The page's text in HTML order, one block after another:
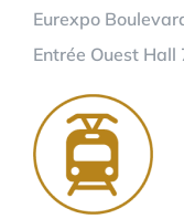
Eurexpo
Entrée Ouest Hall